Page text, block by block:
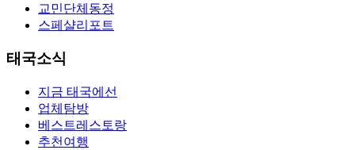
교민단체동정
스페샬리포트
태국소식
지금 태국에선
업체탐방
베스트레스토랑
추천여행